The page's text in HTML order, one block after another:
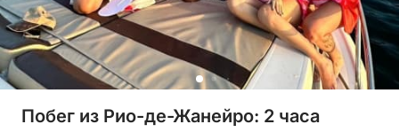
Побег из Рио-де-Жанейро: 2 часа